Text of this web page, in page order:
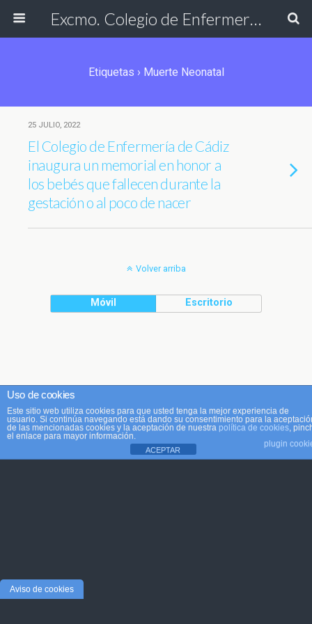
Excmo. Colegio de Enfermería de Cádiz
Etiquetas › Muerte Neonatal
25 JULIO, 2022
El Colegio de Enfermería de Cádiz
inaugura un memorial en honor a
los bebés que fallecen durante la
gestación o al poco de nacer
Volver arriba
Móvil Escritorio
Uso de cookies
Este sitio web utiliza cookies para que usted tenga la mejor experiencia de
usuario. Si continúa navegando está dando su consentimiento para la
de las mencionadas cookies y la aceptación de nuestra política de cookies,
el enlace para mayor información.
plugin
ACEPTAR
Aviso de cookies